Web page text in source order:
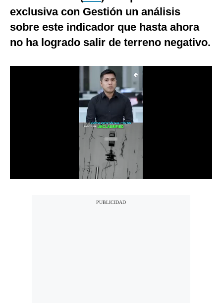
Club del Suscriptor
Mix
exclusiva con Gestión un análisis
sobre este indicador que hasta ahora
no ha logrado salir de terreno negativo.